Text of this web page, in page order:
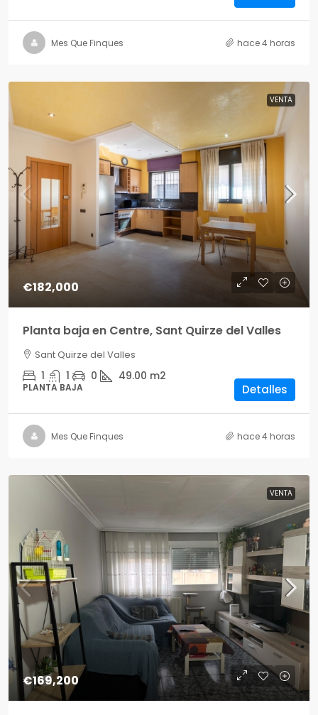
Mes Que Finques hace 4 horas
VENTA
€182,000
Planta baja en Centre, Sant Quirze del Valles
Sant Quirze del Valles
1 1 0 49.00 m2
PLANTA BAJA Detalles
Mes Que Finques hace 4 horas
VENTA
€169,200